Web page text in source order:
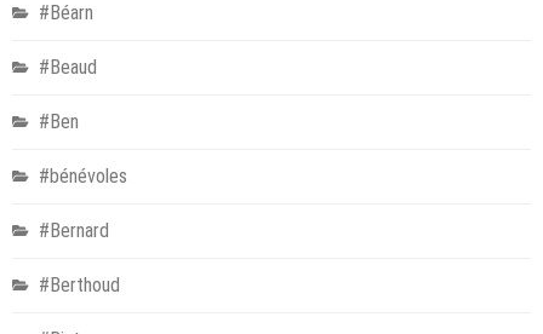
#Béarn
#Beaud
#Ben
#bénévoles
#Bernard
#Berthoud